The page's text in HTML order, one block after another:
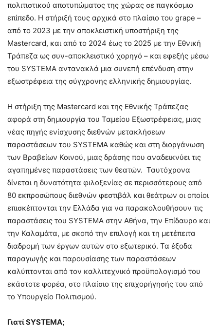
πολιτιστικού αποτυπώματος της χώρας σε παγκόσμιο
επίπεδο. Η στήριξή τους αρχικά στο πλαίσιο του grape –
από το 2023 με την αποκλειστική υποστήριξη της
Mastercard, και από το 2024 έως το 2025 με την Εθνική
Τράπεζα ως συν-αποκλειστικό χορηγό – και εφεξής μέσω
του SYSTEMA αντανακλά μια συνεπή επένδυση στην
εξωστρέφεια της σύγχρονης ελληνικής δημιουργίας.
Η στήριξη της Mastercard και της Εθνικής Τράπεζας
αφορά στη δημιουργία του Ταμείου Εξωστρέφειας, μιας
νέας πηγής ενίσχυσης διεθνών μετακλήσεων
παραστάσεων του SYSTEMA καθώς και στη διοργάνωση
των Βραβείων Κοινού, μιας δράσης που αναδεικνύει τις
αγαπημένες παραστάσεις των θεατών. Ταυτόχρονα
δίνεται η δυνατότητα φιλοξενίας σε περισσότερους από
80 εκπροσώπους διεθνών φεστιβάλ και θεάτρων οι οποίοι
επισκέπτονται την Ελλάδα για να παρακολουθήσουν τις
παραστάσεις του SYSTEMA στην Αθήνα, την Επίδαυρο και
την Καλαμάτα, με σκοπό την επιλογή και τη μετέπειτα
διαδρομή των έργων αυτών στο εξωτερικό. Τα έξοδα
παραγωγής και παρουσίασης των παραστάσεων
καλύπτονται από τον καλλιτεχνικό προϋπολογισμό του
εκάστοτε φορέα, στο πλαίσιο της επιχορήγησής του από
το Υπουργείο Πολιτισμού.
Γιατί SYSTEMA;